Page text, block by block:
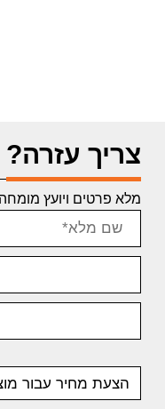
צריך עזרה?
מלא פרטים ויועץ
הצעת מחיר עבור